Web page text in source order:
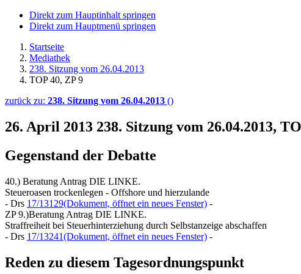
Direkt zum Hauptinhalt springen
Direkt zum Hauptmenü springen
Startseite
Mediathek
238. Sitzung vom 26.04.2013
TOP 40, ZP 9
zurück zu: 238. Sitzung vom 26.04.2013 ()
26. April 2013 238. Sitzung vom 26.04.2013,
Gegenstand der Debatte
40.) Beratung Antrag DIE LINKE.
Steueroasen trockenlegen - Offshore und hierzulande
- Drs 17/13129(Dokument, öffnet ein neues Fenster) -
ZP 9.)Beratung Antrag DIE LINKE.
Straffreiheit bei Steuerhinterziehung durch Selbstanzeige abschaffen
- Drs 17/13241(Dokument, öffnet ein neues Fenster) -
Reden zu diesem Tagesordnungspunkt